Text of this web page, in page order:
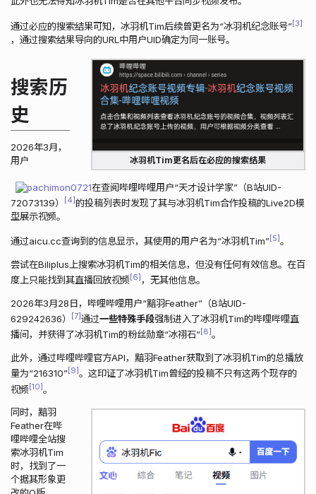
通过必应的搜索结果可知，冰羽机Tim后续曾更名为“冰羽机纪念账号” 3
，通过搜索结果导向的URL中用户UID确定为同一账号。
冰羽机Tim更名后在必应的搜索结果
搜索历
史
2026年3月，
用户
pachimon0721在查阅哔哩哔哩用户“天才设计学家”（B站UID-
72073139）
4 的投稿列表时发现了其与冰羽机Tim合作投稿的Live2D模
型展示视频。
通过aicu.cc查询到的信息显示，其使用的用户名为“冰羽机Tim” 5 。
尝试在Biliplus上搜索冰羽机Tim的相关信息，但没有任何有效信息。在百
度上只能找到其直播回放视频 6 ，无其他信息。
2026年3月28日，哔哩哔哩用户“黯羽Feather”（B站UID-
629242636）
7 通过一些特殊手段强制进入了冰羽机Tim的哔哩哔哩直
播间，并获得了冰羽机Tim的粉丝勋章“冰祤石” 8 。
此外，通过哔哩哔哩官方API，黯羽Feather获取到了冰羽机Tim的总播放
量为“216310” 9 。这印证了冰羽机Tim曾经的投稿不只有这两个现存的
视频 10 。
同时，黯羽
Feather在哔
哩哔哩全站搜
索冰羽机Tim
时，找到了一
个据其形象更